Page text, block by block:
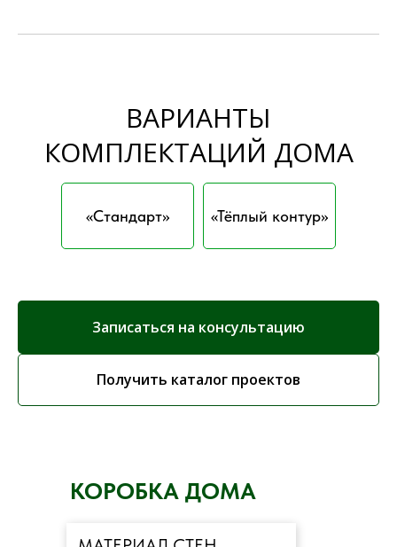
ВАРИАНТЫ
КОМПЛЕКТАЦИЙ ДОМА
«Тёплый контур»
«Стандарт»
Записаться на консультацию
Получить каталог проектов
КОРОБКА ДОМА